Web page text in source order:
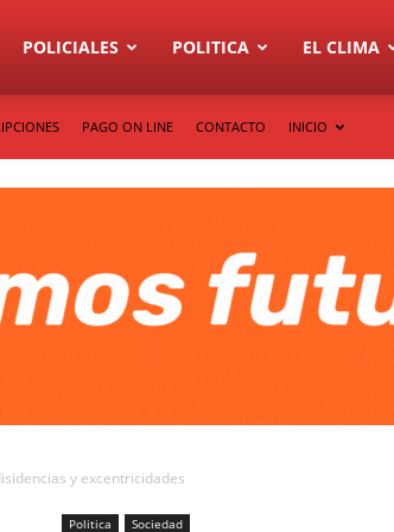
POLICIALES POLITICA EL CLIMA
PAGO ON LINE CONTACTO INICIO
y excentricidades
Politica Sociedad